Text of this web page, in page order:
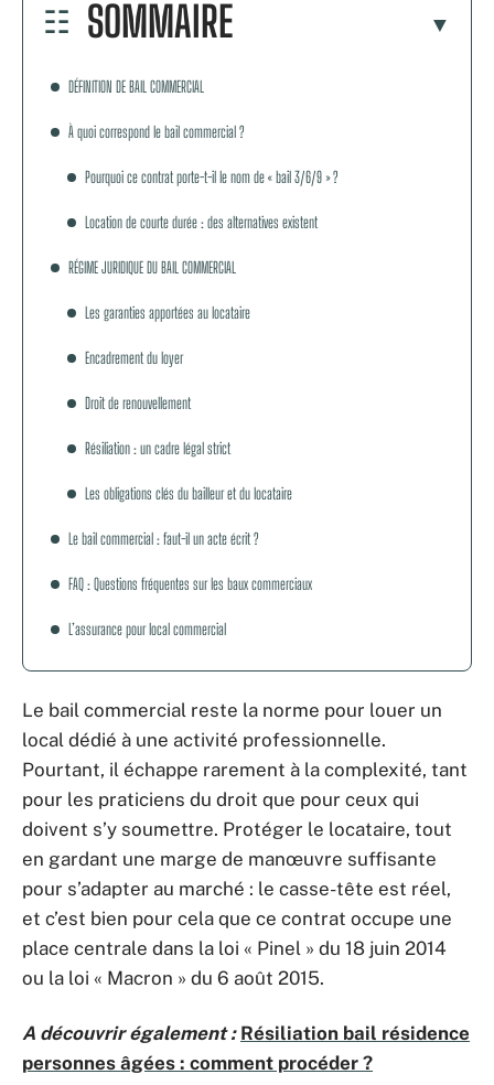
SOMMAIRE
DÉFINITION DE BAIL COMMERCIAL
À quoi correspond le bail commercial ?
Pourquoi ce contrat porte-t-il le nom de « bail 3/6/9 » ?
Location de courte durée : des alternatives existent
RÉGIME JURIDIQUE DU BAIL COMMERCIAL
Les garanties apportées au locataire
Encadrement du loyer
Droit de renouvellement
Résiliation : un cadre légal strict
Les obligations clés du bailleur et du locataire
Le bail commercial : faut-il un acte écrit ?
FAQ : Questions fréquentes sur les baux commerciaux
L’assurance pour local commercial
Le bail commercial reste la norme pour louer un
local dédié à une activité professionnelle.
Pourtant, il échappe rarement à la complexité, tant
pour les praticiens du droit que pour ceux qui
doivent s’y soumettre. Protéger le locataire, tout
en gardant une marge de manœuvre suffisante
pour s’adapter au marché : le casse-tête est réel,
et c’est bien pour cela que ce contrat occupe une
place centrale dans la loi « Pinel » du 18 juin 2014
ou la loi « Macron » du 6 août 2015.
A découvrir également : Résiliation bail résidence
personnes âgées : comment procéder ?